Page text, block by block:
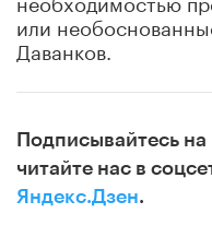
или
Даванков.
Подписывайтесь
читайте нас в
Яндекс.Дзен.